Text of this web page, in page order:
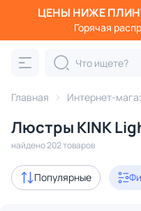
ЦЕНЫ НИЖЕ
Горячая
Главная Интернет-
Люстры KINK
найдено 202 товаров
Популярные
Категория:
подвесные
Акции 40